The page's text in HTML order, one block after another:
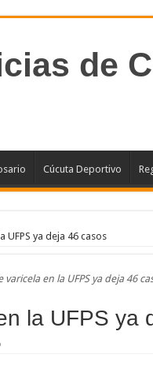
Cúcuta Deportivo
UFPS ya deja 46 casos
varicela en la UFPS ya deja 46
la UFPS ya